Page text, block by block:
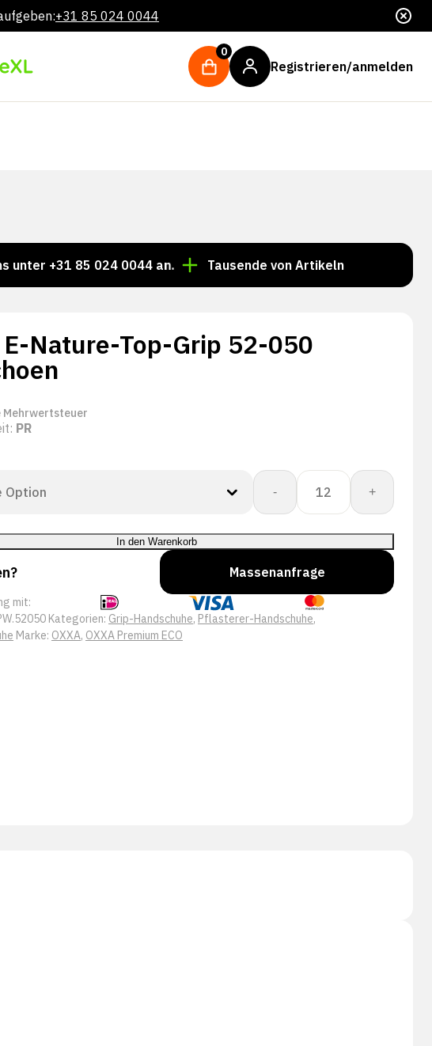
+31 85 024 0044
0
Registrieren/anmelden
85 024 0044 an. Tausende von Artikeln immer auf Lager!
E-Nature-Top-Grip 52-050
Mehrwertsteuer
PR
-
OXXA®
Nature-
Top-
Grip
52-
050
handschoen
+
In den Warenkorb
Massenanfrage
mit:
Kategorien: Grip-Handschuhe, Pflasterer-Handschuhe,
Marke: OXXA, OXXA Premium ECO